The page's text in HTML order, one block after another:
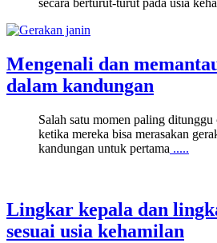
secara berturut-turut pada usia
Mengenali dan
dalam kandungan
Salah satu momen paling
ketika mereka bisa merasakan
kandungan untuk pertama .....
Lingkar kepala dan
sesuai usia kehamilan